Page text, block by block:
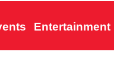
Entertainment